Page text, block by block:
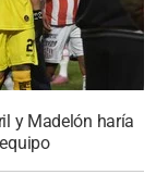
y Madelón haría